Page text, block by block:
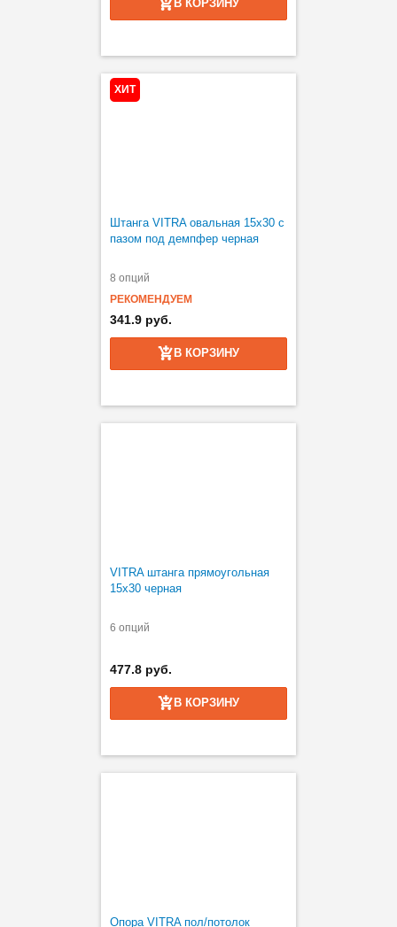
В КОРЗИНУ
ХИТ
Штанга VITRA овальная 15х30 с
пазом под демпфер черная
8 опций
РЕКОМЕНДУЕМ
341.9 руб.
В КОРЗИНУ
VITRA штанга прямоугольная
15х30 черная
6 опций
477.8 руб.
В КОРЗИНУ
Опора VITRA пол/потолок